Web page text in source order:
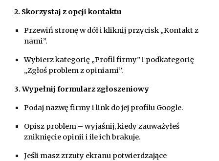
2. Skorzystaj z opcji kontaktu
Przewiń stronę w dół i kliknij przycisk „Kontakt z
nami”.
Wybierz kategorię „Profil firmy” i podkategorię
„Zgłoś problem z opiniami”.
3. Wypełnij formularz zgłoszeniowy
Podaj nazwę firmy i link do jej profilu Google.
Opisz problem – wyjaśnij, kiedy zauważyłeś
zniknięcie opinii i ile ich brakuje.
Jeśli masz zrzuty ekranu potwierdzające